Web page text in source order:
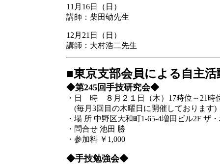
11月16日（日）
講師：柴田劬先生
12月21日（日）
講師：大村浩二先生
■東京支部会員による自主活
◆第245回手技研究会◆
・日 時 ８月２１日（木）17時位～21時
(毎月3回目の木曜日に開催しております)
・場 所 中野区大和町1-65-4増田ビル2F ザ
・問合せ 池田 勝
・参加料 ￥1,000
◆手技勉強会◆